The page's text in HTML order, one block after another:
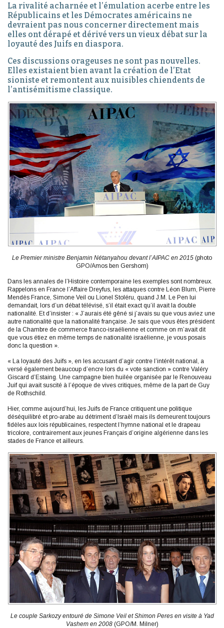
La rivalité acharnée et l’émulation acerbe entre les
Républicains et les Démocrates américains ne
devraient pas nous concerner directement mais
elles ont dérapé et dérivé vers un vieux débat sur la
loyauté des Juifs en diaspora.
Ces discussions orageuses ne sont pas nouvelles.
Elles existaient bien avant la création de l’Etat
sioniste et remontent aux nuisibles chiendents de
l’antisémitisme classique.
Le Premier ministre Benjamin Nétanyahou devant l’AIPAC en 2015 (photo
GPO/Amos ben Gershom)
Dans les annales de l’Histoire contemporaine les exemples sont nombreux.
Rappelons en France l’Affaire Dreyfus, les attaques contre Léon Blum, Pierre
Mendès France, Simone Veil ou Lionel Stoléru, quand J.M. Le Pen lui
demandait, lors d’un débat télévisé, s’il était exact qu’il avait la double
nationalité. Et d’insister : « J’aurais été gêné si j’avais su que vous aviez une
autre nationalité que la nationalité française. Je sais que vous êtes président
de la Chambre de commerce franco-israélienne et comme on m’avait dit
que vous étiez en même temps de nationalité israélienne, je vous posais
donc la question ».
« La loyauté des Juifs », en les accusant d’agir contre l’intérêt national, a
versé également beaucoup d’encre lors du « vote sanction » contre Valéry
Giscard d’Estaing. Une campagne bien huilée organisée par le Renouveau
Juif qui avait suscité à l’époque de vives critiques, même de la part de Guy
de Rothschild.
Hier, comme aujourd’hui, les Juifs de France critiquent une politique
déséquilibré et pro-arabe au détriment d’Israël mais ils demeurent toujours
fidèles aux lois républicaines, respectent l’hymne national et le drapeau
tricolore, contrairement aux jeunes Français d’origine algérienne dans les
stades de France et ailleurs.
Le couple Sarkozy entouré de Simone Veil et Shimon Peres en visite à Yad
Vashem en 2008(GPO/M. Milner)